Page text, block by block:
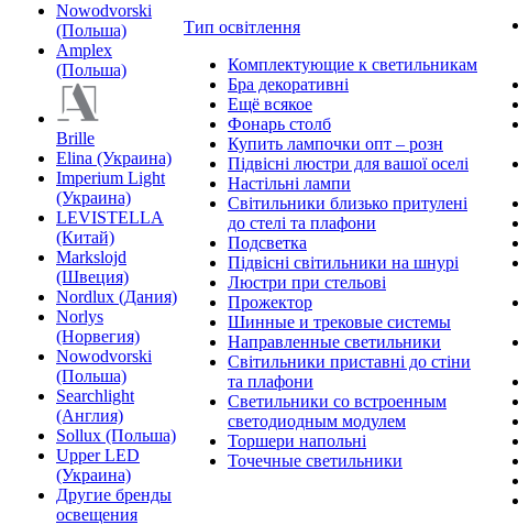
Nowodvorski
(Польша)
Amplex
(Польша)
Brille
Elina (Украина)
Imperium Light
(Украина)
LEVISTELLA
(Китай)
Markslojd
(Швеция)
Nordlux (Дания)
Norlys
(Норвегия)
Nowodvorski
(Польша)
Searchlight
(Англия)
Sollux (Польша)
Upper LED
(Украина)
Другие бренды
освещения
Тип освітлення
Комплектующие к светильникам
Бра декоративні
Ещё всякое
Фонарь столб
Купить лампочки опт – розн
Підвісні люстри для вашої оселі
Настільні лампи
Світильники близько притулені
до стелі та плафони
Подсветка
Підвісні світильники на шнурі
Люстри при стельові
Прожектор
Шинные и трековые системы
Направленные светильники
Світильники приставні до стіни
та плафони
Светильники со встроенным
светодиодным модулем
Торшери напольні
Точечные светильники